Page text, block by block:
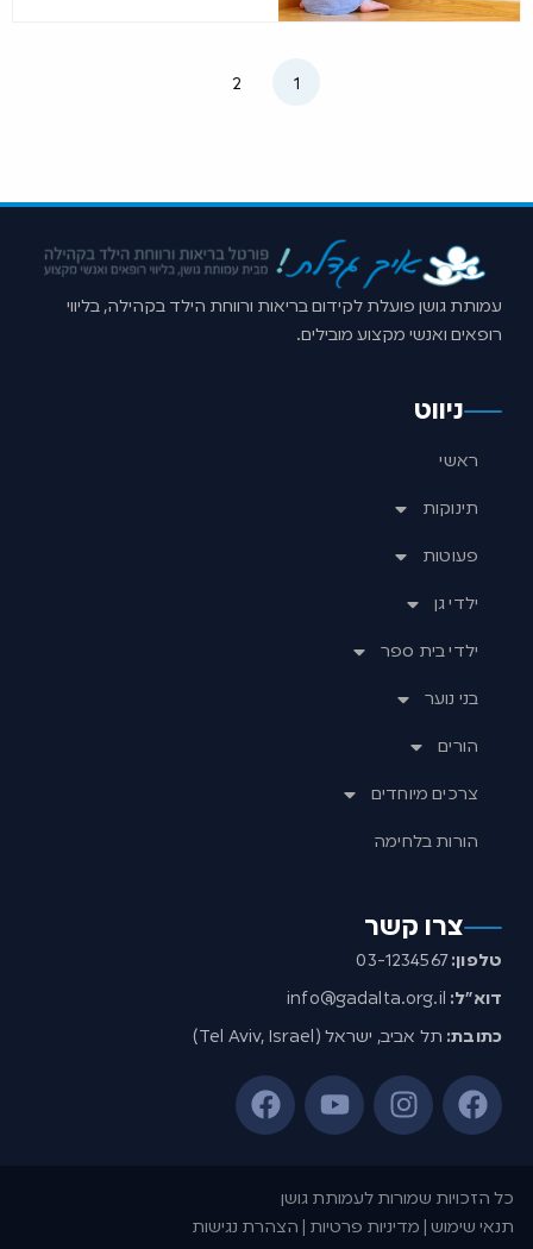
1
2
עמותת גושן פועלת לקידום בריאות ורווחת הילד בקהילה, בליווי
רופאים ואנשי מקצוע מובילים.
ניווט
ראשי
תינוקות
פעוטות
ילדי גן
ילדי בית ספר
בני נוער
הורים
צרכים מיוחדים
הורות בלחימה
צרו קשר
טלפון:03-1234567
דוא”ל: info@gadalta.org.il
כתובת: תל אביב, ישראל (Tel Aviv, Israel)
כל הזכויות שמורות לעמותת גושן
תנאי שימוש | מדיניות פרטיות | הצהרת נגישות